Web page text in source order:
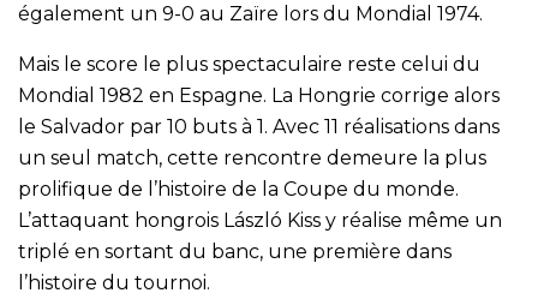
également un 9-0 au Zaïre lors du Mondial 1974.
Mais le score le plus spectaculaire reste celui du
Mondial 1982 en Espagne. La Hongrie corrige alors
le Salvador par 10 buts à 1. Avec 11 réalisations dans
un seul match, cette rencontre demeure la plus
prolifique de l’histoire de la Coupe du monde.
L’attaquant hongrois László Kiss y réalise même un
triplé en sortant du banc, une première dans
l’histoire du tournoi.